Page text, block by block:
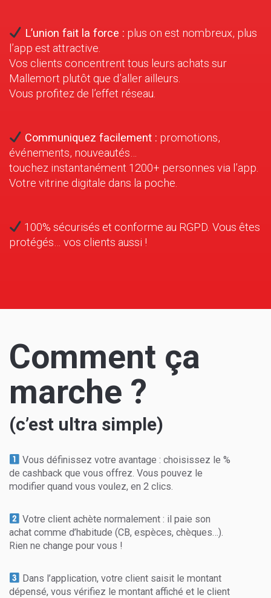
L’union fait la force : plus on est nombreux, plus
l’app est attractive.
Vos clients concentrent tous leurs achats sur
Mallemort plutôt que d’aller ailleurs.
Vous profitez de l’effet réseau.
Communiquez facilement : promotions,
événements, nouveautés…
touchez instantanément 1200+ personnes via l’app.
Votre vitrine digitale dans la poche.
100% sécurisés et conforme au RGPD. Vous êtes
protégés… vos clients aussi !
Comment ça
marche ?
(c’est ultra simple)
Vous définissez votre avantage : choisissez le %
de cashback que vous offrez. Vous pouvez le
modifier quand vous voulez, en 2 clics.
Votre client achète normalement : il paie son
achat comme d’habitude (CB, espèces, chèques…).
Rien ne change pour vous !
Dans l’application, votre client saisit le montant
dépensé, vous vérifiez le montant affiché et le client